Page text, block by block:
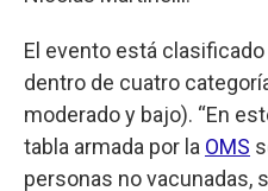
El evento está
dentro de cuatro
moderado y bajo). “En
tabla armada por la OMS
personas no vacunadas,